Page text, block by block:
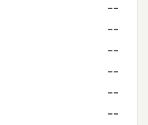
--
--
--
--
--
--